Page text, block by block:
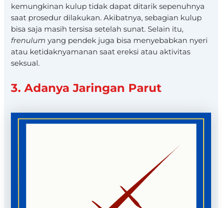
kemungkinan kulup tidak dapat ditarik sepenuhnya
saat prosedur dilakukan. Akibatnya, sebagian kulup
bisa saja masih tersisa setelah sunat. Selain itu,
frenulum yang pendek juga bisa menyebabkan nyeri
atau ketidaknyamanan saat ereksi atau aktivitas
seksual.
3. Adanya Jaringan Parut